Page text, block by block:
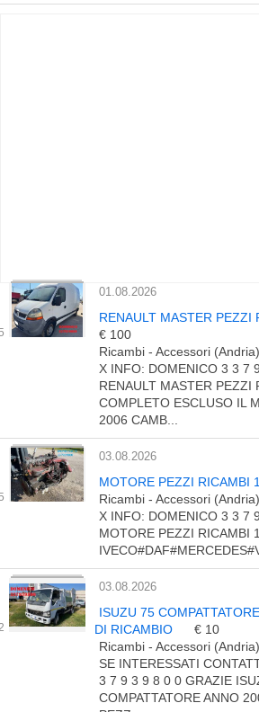
01.08.2026
RENAULT MASTER PEZZI
€ 100
Ricambi - Accessori (Andria)
X INFO: DOMENICO 3 3 7
RENAULT MASTER PEZZI
COMPLETO ESCLUSO IL
2006 CAMB...
03.08.2026
MOTORE PEZZI RICAMBI
Ricambi - Accessori (Andria)
X INFO: DOMENICO 3 3 7
MOTORE PEZZI RICAMBI
03.08.2026
ISUZU 75
DI RICAMBIO
€ 10
Ricambi - Accessori (Andria)
SE INTERESSATI
3 7 9 3 9 8 0 0 GRAZIE
COMPATTATORE ANNO